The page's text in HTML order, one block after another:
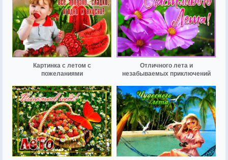
Картинка с летом с
пожеланиями
Отличного лета и
незабываемых приключений